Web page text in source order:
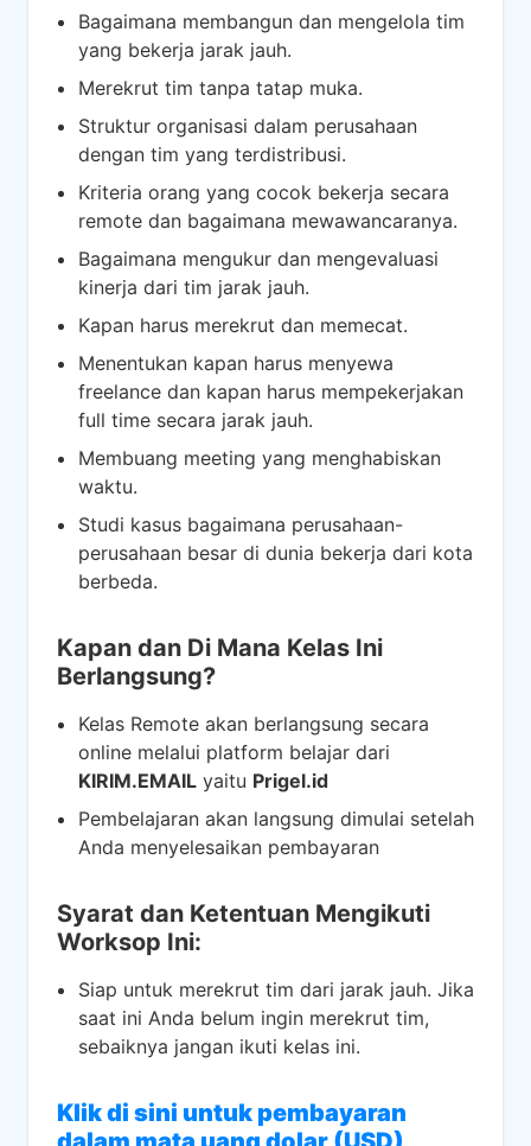
Bagaimana membangun dan mengelola tim
yang bekerja jarak jauh.
Merekrut tim tanpa tatap muka.
Struktur organisasi dalam perusahaan
dengan tim yang terdistribusi.
Kriteria orang yang cocok bekerja secara
remote dan bagaimana mewawancaranya.
Bagaimana mengukur dan mengevaluasi
kinerja dari tim jarak jauh.
Kapan harus merekrut dan memecat.
Menentukan kapan harus menyewa
freelance dan kapan harus mempekerjakan
full time secara jarak jauh.
Membuang meeting yang menghabiskan
waktu.
Studi kasus bagaimana perusahaan-
perusahaan besar di dunia bekerja dari kota
berbeda.
Kapan dan Di Mana Kelas Ini
Berlangsung?
Kelas Remote akan berlangsung secara
online melalui platform belajar dari
KIRIM.EMAIL yaitu Prigel.id
Pembelajaran akan langsung dimulai setelah
Anda menyelesaikan pembayaran
Syarat dan Ketentuan Mengikuti
Worksop Ini:
Siap untuk merekrut tim dari jarak jauh. Jika
saat ini Anda belum ingin merekrut tim,
sebaiknya jangan ikuti kelas ini.
Klik di sini untuk pembayaran